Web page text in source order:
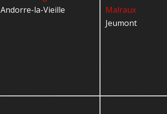
Andorre-la-Vieille
Malraux
Jeumont